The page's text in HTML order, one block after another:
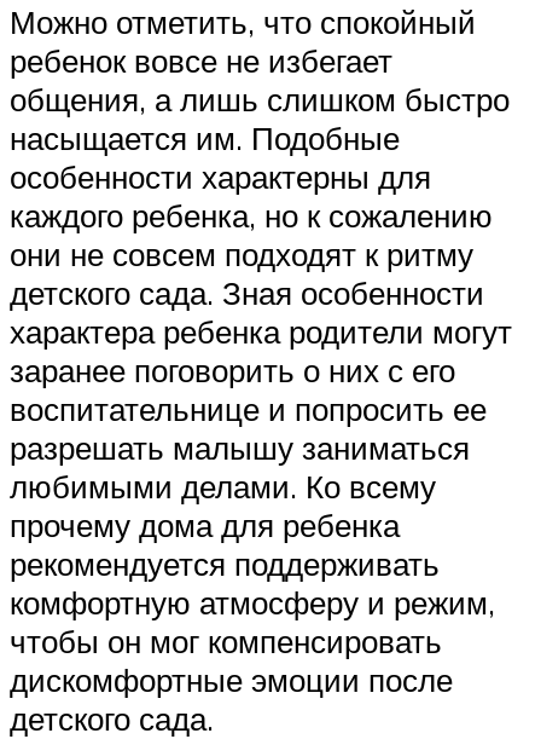
Можно отметить, что спокойный
ребенок вовсе не избегает
общения, а лишь слишком быстро
насыщается им. Подобные
особенности характерны для
каждого ребенка, но к сожалению
они не совсем подходят к ритму
детского сада. Зная особенности
характера ребенка родители могут
заранее поговорить о них с его
воспитательнице и попросить ее
разрешать малышу заниматься
любимыми делами. Ко всему
прочему дома для ребенка
рекомендуется поддерживать
комфортную атмосферу и режим,
чтобы он мог компенсировать
дискомфортные эмоции после
детского сада.